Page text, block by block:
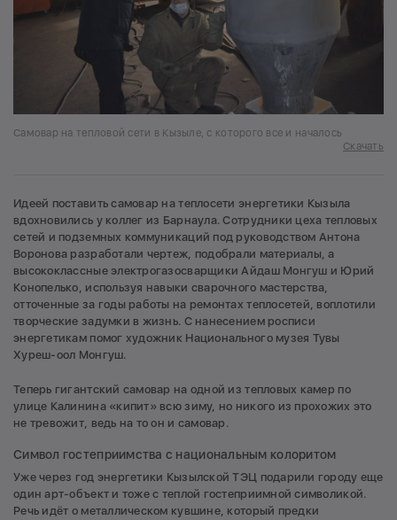
Самовар на тепловой сети в Кызыле, с которого все и началось
Скачать
Идеей поставить самовар на теплосети энергетики Кызыла
вдохновились у коллег из Барнаула. Сотрудники цеха тепловых
сетей и подземных коммуникаций под руководством Антона
Воронова разработали чертеж, подобрали материалы, а
высококлассные электрогазосварщики Айдаш Монгуш и Юрий
Конопелько, используя навыки сварочного мастерства,
отточенные за годы работы на ремонтах теплосетей, воплотили
творческие задумки в жизнь. С нанесением росписи
энергетикам помог художник Национального музея Тувы
Хуреш-оол Монгуш.
Теперь гигантский самовар на одной из тепловых камер по
улице Калинина «кипит» всю зиму, но никого из прохожих это
не тревожит, ведь на то он и самовар.
Символ гостеприимства с национальным колоритом
Уже через год энергетики Кызылской ТЭЦ подарили городу еще
один арт-объект и тоже с теплой гостеприимной символикой.
Речь идёт о металлическом кувшине, который предки